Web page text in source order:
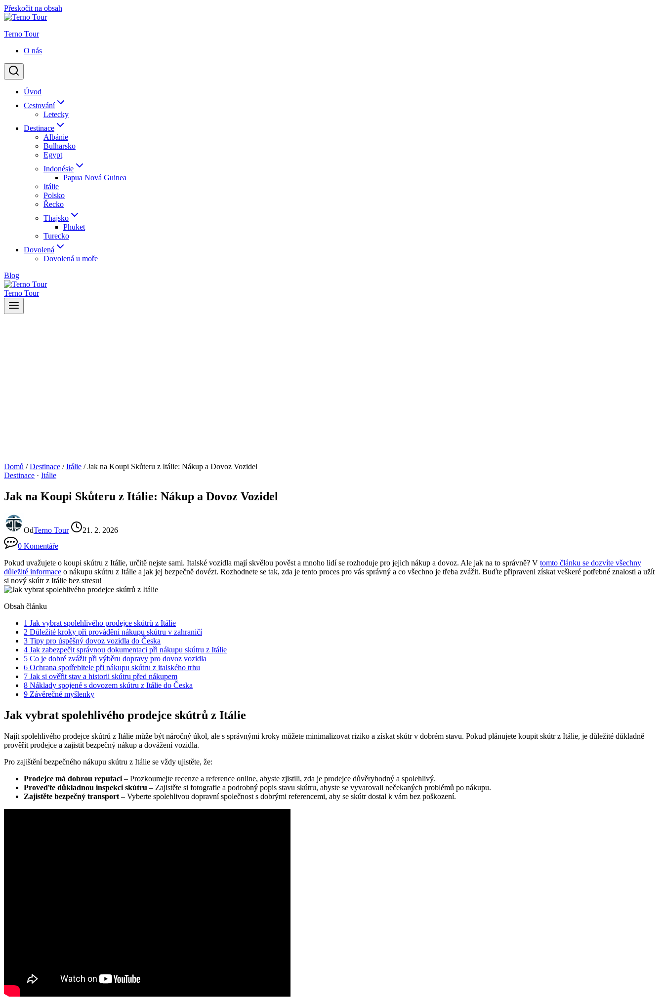
Přeskočit na obsah
Terno Tour
O nás
Úvod
Cestování
Letecky
Destinace
Albánie
Bulharsko
Egypt
Indonésie
Papua Nová Guinea
Itálie
Polsko
Řecko
Thajsko
Phuket
Turecko
Dovolená
Dovolená u moře
Blog
Terno Tour
Domů / Destinace / Itálie / Jak na Koupi Skůteru z Itálie: Nákup a Dovoz Vozidel
Destinace · Itálie
Jak na Koupi Skůteru z Itálie: Nákup a Dovoz Vozidel
OdTerno Tour
21. 2. 2026
0 Komentáře
Pokud uvažujete o koupi skútru z Itálie, určitě nejste sami. Italské vozidla mají skvělou pověst a mnoho lidí se rozhoduje pro jejich nákup a dovoz. Ale jak na to správně? V tomto článku se dozvíte všechny
důležité informace o nákupu skútru z Itálie a jak jej bezpečně dovézt. Rozhodnete se tak, zda je tento proces pro vás správný a co všechno je třeba zvážit. Buďte připraveni získat veškeré potřebné znalosti a užít
si nový skútr z Itálie bez stresu!
Obsah článku
1 Jak vybrat spolehlivého prodejce skútrů z Itálie
2 Důležité kroky při provádění nákupu skútru v zahraničí
3 Tipy pro úspěšný dovoz vozidla do Česka
4 Jak zabezpečit správnou dokumentaci při nákupu skútru z Itálie
5 Co je dobré zvážit při výběru dopravy pro dovoz vozidla
6 Ochrana spotřebitele při nákupu skútru z italského trhu
7 Jak si ověřit stav a historii skútru před nákupem
8 Náklady spojené s dovozem skútru z Itálie do Česka
9 Závěrečné myšlenky
Jak vybrat spolehlivého prodejce skútrů z Itálie
Najít spolehlivého prodejce skútrů z Itálie může být náročný úkol, ale s správnými kroky můžete minimalizovat riziko a získat skútr v dobrém stavu. Pokud plánujete koupit skútr z Itálie, je důležité důkladně
prověřit prodejce a zajistit bezpečný nákup a dovážení vozidla.
Pro zajištění bezpečného nákupu skútru z Itálie se vždy ujistěte, že:
Prodejce má dobrou reputaci – Prozkoumejte recenze a reference online, abyste zjistili, zda je prodejce důvěryhodný a spolehlivý.
Proveďte důkladnou inspekci skútru – Zajistěte si fotografie a podrobný popis stavu skútru, abyste se vyvarovali nečekaných problémů po nákupu.
Zajistěte bezpečný transport – Vyberte spolehlivou dopravní společnost s dobrými referencemi, aby se skútr dostal k vám bez poškození.